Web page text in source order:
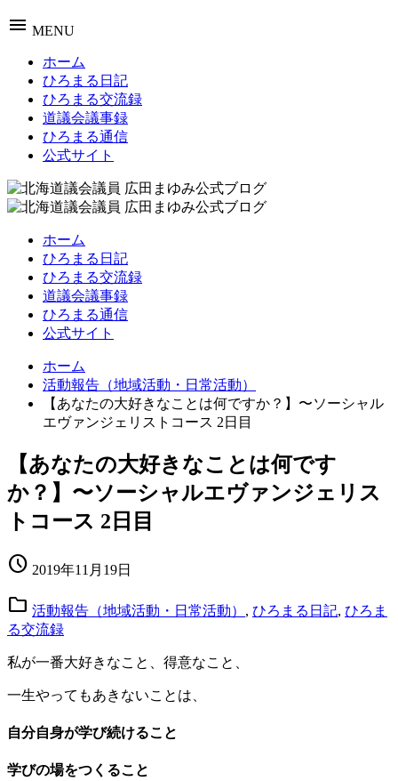
menu MENU
ホーム
ひろまる日記
ひろまる交流録
道議会議事録
ひろまる通信
公式サイト
ホーム
ひろまる日記
ひろまる交流録
道議会議事録
ひろまる通信
公式サイト
ホーム
活動報告（地域活動・日常活動）
【あなたの大好きなことは何ですか？】〜ソーシャル
エヴァンジェリストコース 2日目
【あなたの大好きなことは何です
か？】〜ソーシャルエヴァンジェリス
トコース 2日目
schedule 2019年11月19日
folder 活動報告（地域活動・日常活動） , ひろまる日記, ひろま
る交流録
私が一番大好きなこと、得意なこと、
一生やってもあきないことは、
自分自身が学び続けること
学びの場をつくること